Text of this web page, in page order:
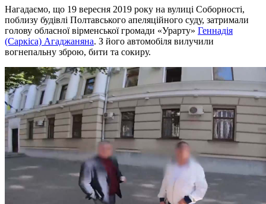
Нагадаємо, що 19 вересня 2019 року на вулиці Соборності,
поблизу будівлі Полтавського апеляційного суду, затримали
голову обласної вірменської громади «Урарту» Геннадія
(Саркіса) Агаджаняна. З його автомобіля вилучили
вогнепальну зброю, бити та сокиру.